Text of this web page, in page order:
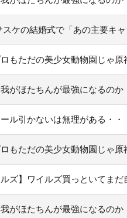
スケの結婚式で「あの主要キ
ロもただの美少女動物園じゃ
我がほたちんが最強になるのか
ル引かないは無理がある・・
ロもただの美少女動物園じゃ
ルズ】ワイルズ買っといてま
我がほたちんが最強になるのか